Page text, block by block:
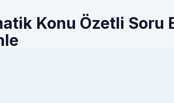
Konu Özetli Soru